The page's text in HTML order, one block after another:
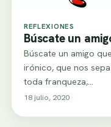
REFLEXIONES
Búscate un
Búscate un amigo
irónico, que nos
toda franqueza,…
18 julio, 2020